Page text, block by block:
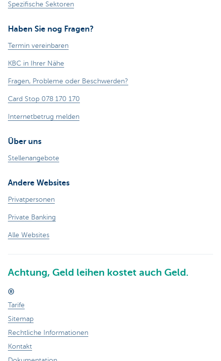
Spezifische Sektoren
Haben Sie nog Fragen?
Termin vereinbaren
KBC in Ihrer Nähe
Fragen, Probleme oder Beschwerden?
Card Stop 078 170 170
Internetbetrug melden
Über uns
Stellenangebote
Andere Websites
Privatpersonen
Private Banking
Alle Websites
Achtung, Geld leihen kostet auch Geld.
®
Tarife
Sitemap
Rechtliche Informationen
Kontakt